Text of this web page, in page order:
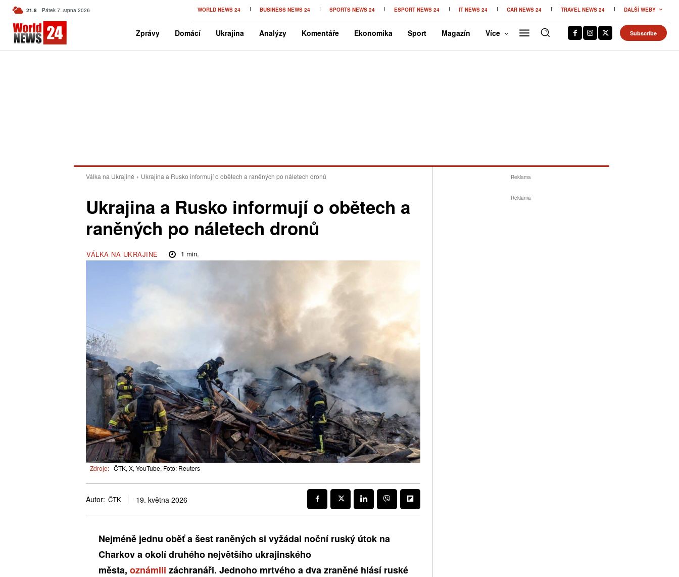
21.8 C Czech
Pátek 7. srpna 2026 WORLD NEWS 24 BUSINESS NEWS 24 SPORTS NEWS 24 ESPORT NEWS 24 IT NEWS 24 CAR NEWS 24 TRAVEL NEWS 24 DALŠÍ WEBY
Zprávy Domácí Ukrajina Analýzy Komentáře Ekonomika Sport Magazín Více Subscribe
Válka na Ukrajině Ukrajina a Rusko informují o obětech a raněných po náletech dronů
Ukrajina a Rusko informují o obětech a
raněných po náletech dronů
VÁLKA NA UKRAJINĚ 1 min.
Zdroje: ČTK, X, YouTube, Foto: Reuters
Autor: ČTK 19. května 2026
Nejméně jednu oběť a šest raněných si vyžádal noční ruský útok na
Charkov a okolí druhého největšího ukrajinského
města, oznámili záchranáři. Jednoho mrtvého a dva zraněné hlásí ruské
Reklama
Reklama